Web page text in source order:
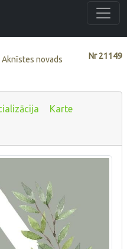
Nr21149
Aknīstes novads
Karte